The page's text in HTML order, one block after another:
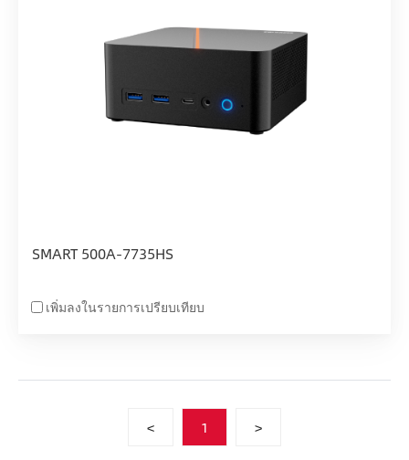
SMART 500A-7735HS
เพิ่มลงในรายการเปรียบเทียบ
< 1 >